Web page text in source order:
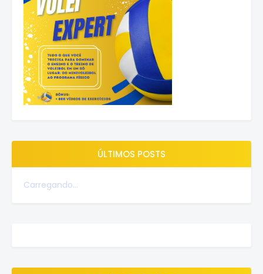
ÚLTIMOS POSTS
Carregando...